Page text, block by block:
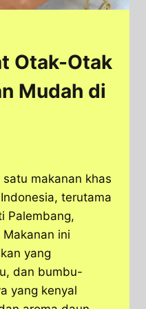
Otak-Otak
Mudah di
makanan khas
terutama
Palembang,
ini
yang
dan bumbu-
yang kenyal